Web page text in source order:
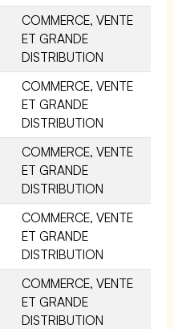
COMMERCE, VENTE
ET GRANDE
DISTRIBUTION
COMMERCE, VENTE
ET GRANDE
DISTRIBUTION
COMMERCE, VENTE
ET GRANDE
DISTRIBUTION
COMMERCE, VENTE
ET GRANDE
DISTRIBUTION
COMMERCE, VENTE
ET GRANDE
DISTRIBUTION